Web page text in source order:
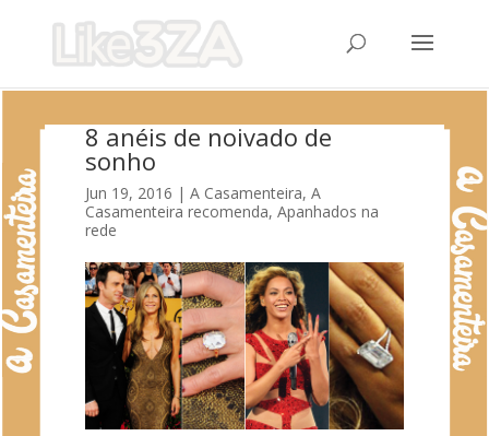
8 anéis de noivado de
sonho
Jun 19, 2016 | A Casamenteira, A
Casamenteira recomenda, Apanhados na
rede